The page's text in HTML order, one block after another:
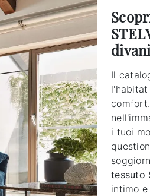
Il
i tuoi
tessuto
intimo